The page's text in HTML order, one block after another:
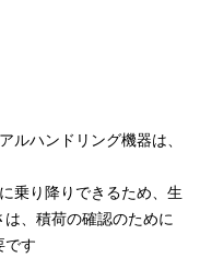
ルハンドリング機器は、
乗り降りできるため、生
、積荷の確認のために
です